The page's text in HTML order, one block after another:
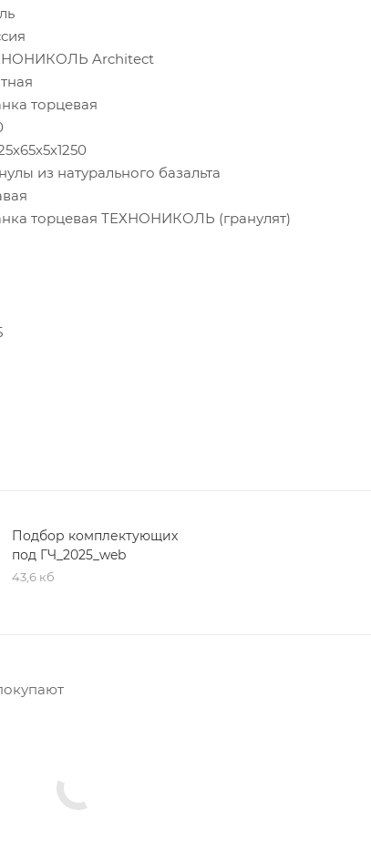
Architect
торцевая
из натурального базальта
торцевая ТЕХНОНИКОЛЬ (гранулят)
Подбор комплектующих
под ГЧ_2025_web
43,6 кб